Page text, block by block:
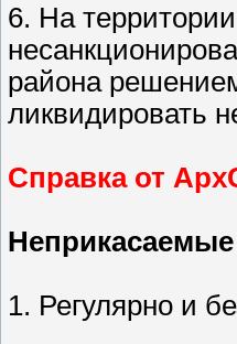
6. На
района
ликвидировать
Справка от
1. Регулярно и